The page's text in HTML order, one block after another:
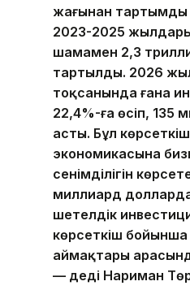
жағынан тартымды
2023-2025 жылдары
шамамен 2,3
тартылды. 2026
тоқсанында ғана
22,4%-ға өсіп, 135
асты. Бұл
экономикасына
сенімділігін
миллиард
шетелдік
көрсеткіш бойынша
аймақтары
— деді Нариман